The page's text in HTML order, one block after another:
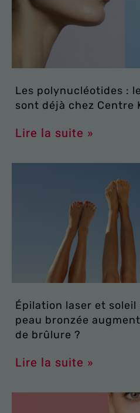
Les polynucléotides :
sont déjà chez Centre
Lire la suite »
Épilation laser et
peau bronzée
de brûlure ?
Lire la suite »